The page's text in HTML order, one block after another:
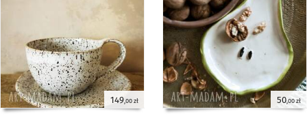
149,00 zł 50,00 zł